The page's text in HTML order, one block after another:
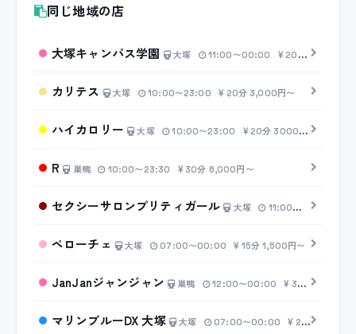
同じ地域の店
大塚キャンパス学園 大塚 11:00〜00:00 20分 3,000円〜
カリテス 大塚 10:00〜23:00 20分 3,000円〜
ハイカロリー 大塚 10:00〜23:00 20分 3000円〜
R 巣鴨 10:00〜23:30 30分 6,000円〜
セクシーサロンプリティガール 大塚 11:00〜00:00
ペローチェ 大塚 07:00〜00:00 15分 1,500円〜
JanJanジャンジャン 巣鴨 12:00〜00:00 30分 3,000円〜
マリンブルーDX 大塚 大塚 07:00〜00:00 20分 2,000円〜